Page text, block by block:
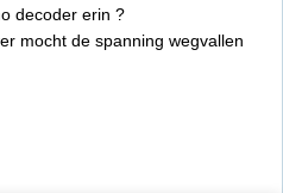
decoder erin ?
mocht de spanning wegvallen